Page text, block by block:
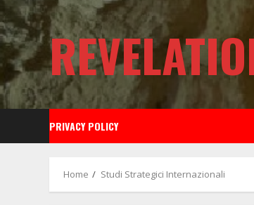
Skip
to
content
PRIVACY POLICY
Home Studi Strategici Internazionali